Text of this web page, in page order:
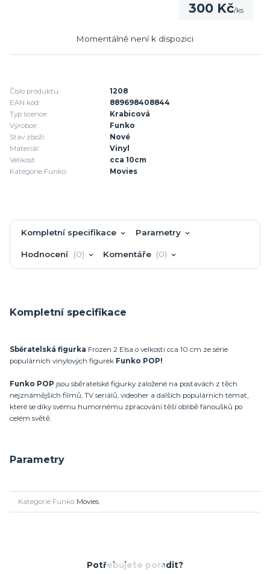
300 Kč/ks
Momentálně není k dispozici
Číslo produktu:
1208
EAN kód:
889698408844
Typ licence:
Krabicová
Výrobce:
Funko
Stav zboží:
Nové
Materiál:
Vinyl
Velikost:
cca 10cm
Kategorie Funko:
Movies
Kompletní specifikace Parametry
Hodnocení 0 Komentáře 0
Kompletní specifikace
Sběratelská figurka Frozen 2 Elsa o velkosti cca 10 cm ze série
populárních vinylových figurek Funko POP!
Funko POP jsou sběratelské figurky založené na postavách z těch
nejznámějších filmů, TV seriálů, videoher a dalších populárních témat,
které se díky svému humornému zpracování těší oblibě fanoušků po
celém světě.
Parametry
Kategorie Funko Movies
Potřebujete poradit?